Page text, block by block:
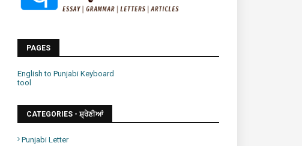
PAGES
English to Punjabi Keyboard
tool
CATEGORIES - ਸ਼੍ਰੇਣੀਆਂ
Punjabi Letter